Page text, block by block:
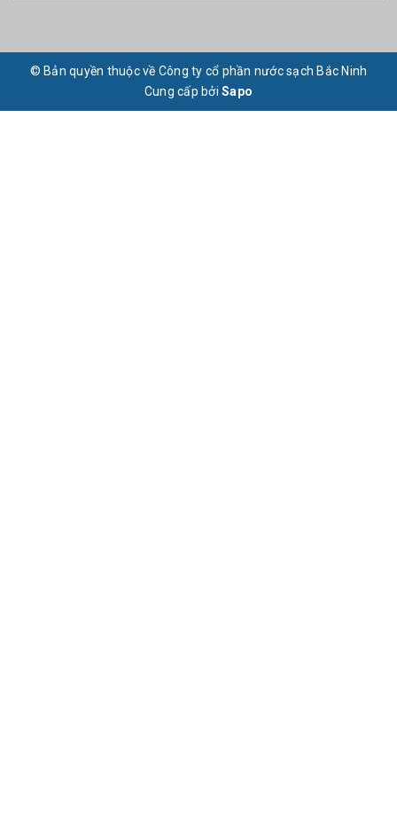
© Bản quyền thuộc về Công ty cổ phần nước sạch Bắc Ninh
Cung cấp bởiSapo